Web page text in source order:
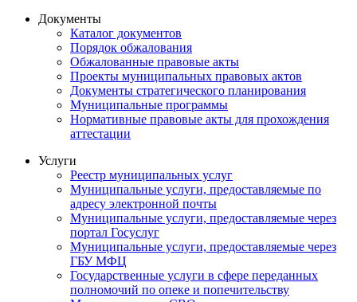
Документы
Каталог документов
Порядок обжалования
Обжалованные правовые акты
Проекты муниципальных правовых актов
Документы стратегического планирования
Муниципальные программы
Нормативные правовые акты для прохождения
аттестации
Услуги
Реестр муниципальных услуг
Муниципальные услуги, предоставляемые по
адресу электронной почты
Муниципальные услуги, предоставляемые через
портал Госуслуг
Муниципальные услуги, предоставляемые через
ГБУ МФЦ
Государственные услуги в сфере переданных
полномочий по опеке и попечительству